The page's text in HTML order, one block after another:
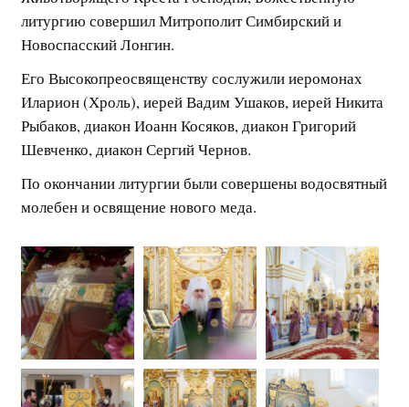
литургию совершил Митрополит Симбирский и
Новоспасский Лонгин.
Его Высокопреосвященству сослужили иеромонах
Иларион (Хроль), иерей Вадим Ушаков, иерей Никита
Рыбаков, диакон Иоанн Косяков, диакон Григорий
Шевченко, диакон Сергий Чернов.
По окончании литургии были совершены водосвятный
молебен и освящение нового меда.